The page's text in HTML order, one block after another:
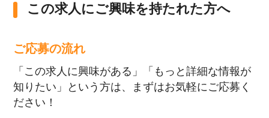
この求人にご興味を持たれた方へ
ご応募の流れ
「この求人に興味がある」「もっと詳細な情報が
知りたい」という方は、まずはお気軽にご応募く
ださい！